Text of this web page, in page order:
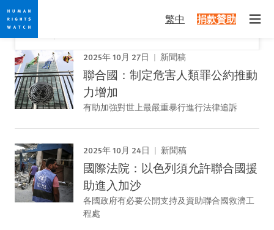
Skip
to
cookie
privacy
notice
Skip
to
main
content
繁中 捐款贊助
Would you like to read this page in English?
Yes
✕
2025年 10月 27日 新聞稿
聯合國：制定危害人類罪公約推動
力增加
有助加強對世上最嚴重暴行進行法律追訴
2025年 10月 24日 新聞稿
國際法院：以色列須允許聯合國援
助進入加沙
各國政府有必要公開支持及資助聯合國救濟工
程處